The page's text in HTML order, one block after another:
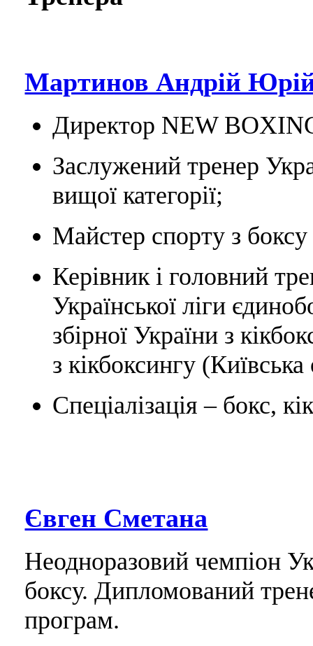
Мартинов Андрій
Директор NEW
Заслужений тренер
вищої категорії;
Майстер спорту з боксу
Керівник і головний
Української ліги
збірної України з
з кікбоксингу
Спеціалізація – бокс,
Євген Сметана
Неодноразовий чемпіон
боксу. Дипломований
програм.